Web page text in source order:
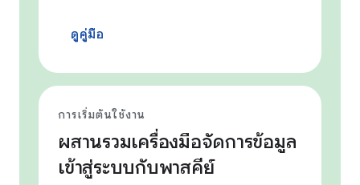
ดูคู่มือ
การเริ่มต้นใช้งาน
ผสานรวมเครื่องมือจัดการข้อมูล
เข้าสู่ระบบกับพาสคีย์